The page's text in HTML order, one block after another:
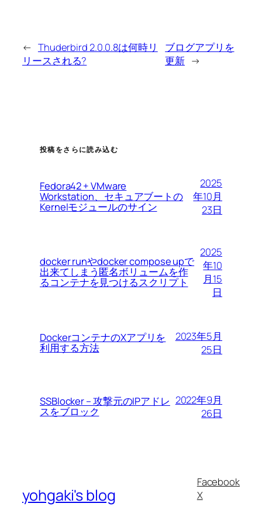
← Thuderbird 2.0.0.8は何時リ
リースされる?
ブログアプリを
更新 →
投稿をさらに読み込む
Fedora42 + VMware
Workstation、セキュアブートの
Kernelモジュールのサイン
2025
年10月
23日
docker runやdocker compose upで
出来てしまう匿名ボリュームを作
るコンテナを見つけるスクリプト
2025
年10
月15
日
DockerコンテナのXアプリを
利用する方法
2023年5月
25日
SSBlocker – 攻撃元のIPアドレ
スをブロック
2022年9月
26日
yohgaki's blog
Facebook
X